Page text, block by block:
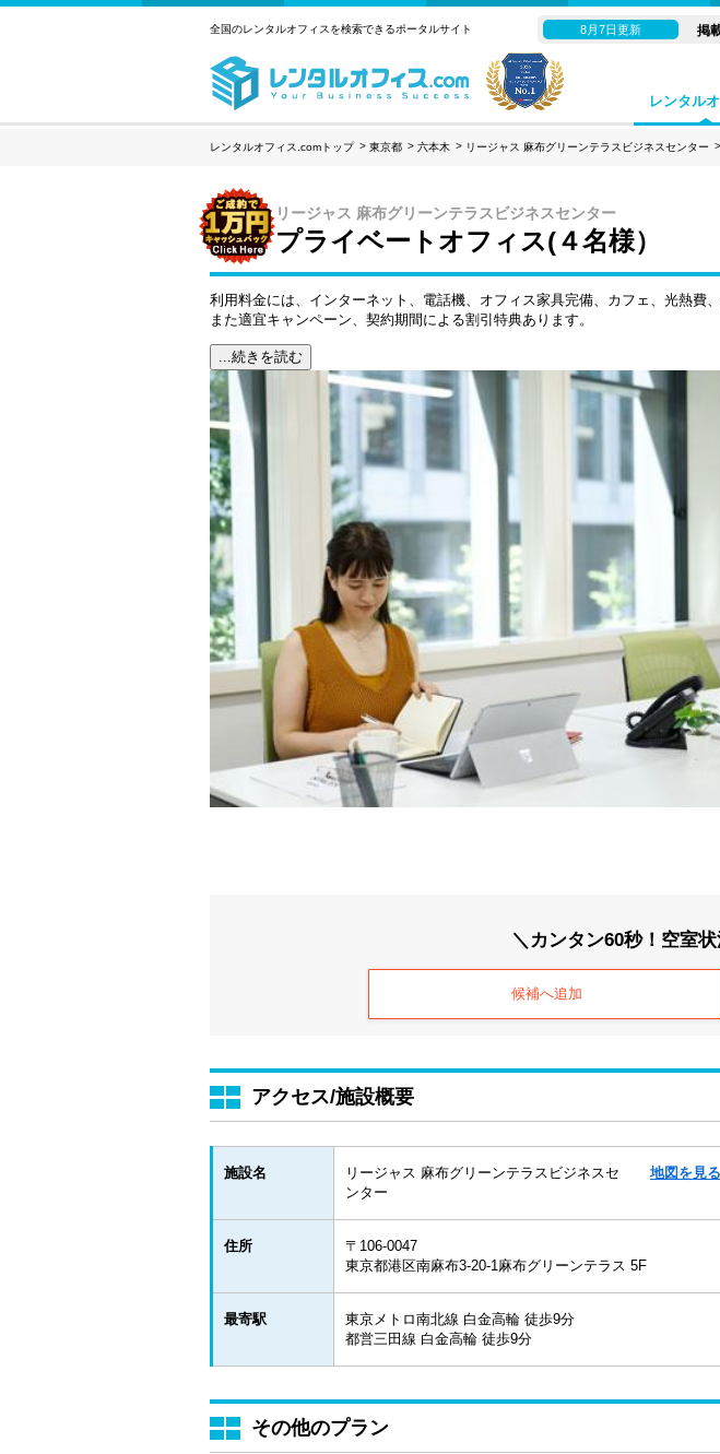
レンタル
全国のレンタルオフィスを検索できるポータルサイト 8月7日更新 掲
レンタルオフィス.comトップ 東京都 六本木 リージャス 麻布グリーンテラスビジネスセンター
リージャス 麻布グリーンテラスビジネスセンター
プライベートオフィス(４名様）
利用料金には、インターネット、電話機、オフィス家具完備、カフェ、光熱費
また適宜キャンペーン、契約期間による割引特典あります。
...続きを読む
＼カンタン60秒！空室
候補へ追加
アクセス/施設概要
施設名
リージャス 麻布グリーンテラスビジネスセ
ンター
地図を見る
住所
〒106-0047
東京都港区南麻布3-20-1麻布グリーンテラス 5F
最寄駅
東京メトロ南北線 白金高輪 徒歩9分
都営三田線 白金高輪 徒歩9分
その他のプラン